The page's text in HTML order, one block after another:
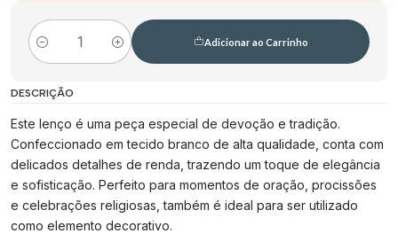
Quantidade
Adicionar ao Carrinho
DESCRIÇÃO
Este lenço é uma peça especial de devoção e tradição.
Confeccionado em tecido branco de alta qualidade, conta com
delicados detalhes de renda, trazendo um toque de elegância
e sofisticação. Perfeito para momentos de oração, procissões
e celebrações religiosas, também é ideal para ser utilizado
como elemento decorativo.